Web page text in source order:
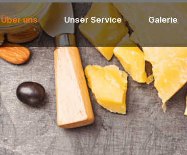
Über uns Unser Service Galerie